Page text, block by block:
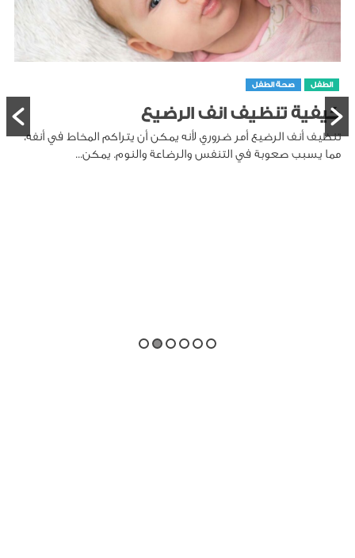
الطفل صحة الطفل
كيفية تنظيف انف الرضيع
تنظيف أنف الرضيع أمر ضروري لأنه يمكن أن يتراكم المخاط في أنفه،
مما يسبب صعوبة في التنفس والرضاعة والنوم. يمكن...